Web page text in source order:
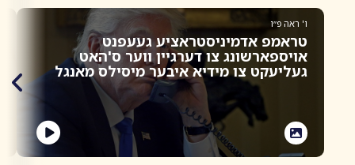
ו' ראה פ״ו
טראמפ אדמיניסטראציע געעפנט
אויספארשונג צו דערגיין ווער ס'האט
געליעקט צו מידיא איבער מיסילס מאנגל